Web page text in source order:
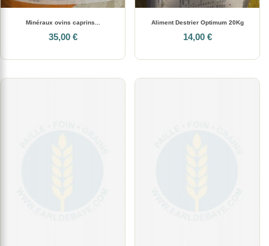
Minéraux ovins caprins...
35,00 €
Aliment Destrier Optimum 20Kg
14,00 €